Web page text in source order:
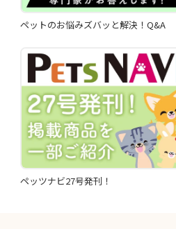
ペットのお悩みズバッと解決！Q&A
ペッツナビ27号発刊！